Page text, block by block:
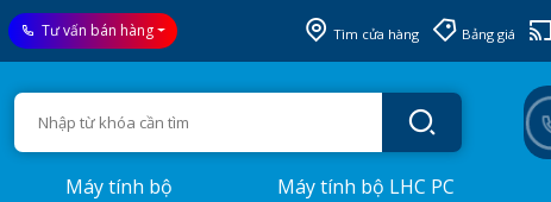
Tư vấn bán hàng Tìm cửa hàng Bảng giá
Máy tính bộ
Máy tính bộ LHC PC